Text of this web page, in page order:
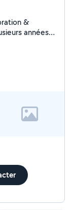
éviers,
techniques
rapide.